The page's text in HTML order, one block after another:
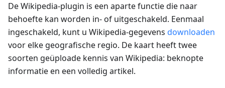
De Wikipedia-plugin is een aparte functie die naar
behoefte kan worden in- of uitgeschakeld. Eenmaal
ingeschakeld, kunt u Wikipedia-gegevens downloaden
voor elke geografische regio. De kaart heeft twee
soorten geüploade kennis van Wikipedia: beknopte
informatie en een volledig artikel.